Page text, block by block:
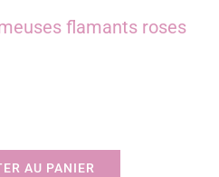
flamants roses
AU PANIER